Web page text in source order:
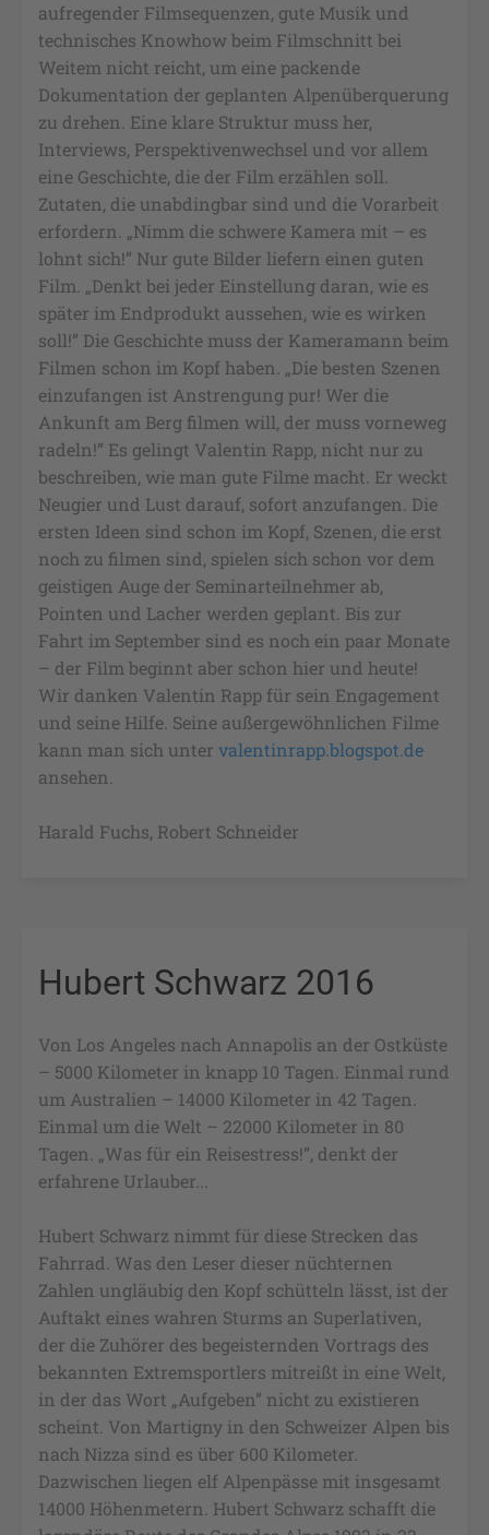
aufregender Filmsequenzen, gute Musik und
technisches Knowhow beim Filmschnitt bei
Weitem nicht reicht, um eine packende
Dokumentation der geplanten Alpenüberquerung
zu drehen. Eine klare Struktur muss her,
Interviews, Perspektivenwechsel und vor allem
eine Geschichte, die der Film erzählen soll.
Zutaten, die unabdingbar sind und die Vorarbeit
erfordern. „Nimm die schwere Kamera mit – es
lohnt sich!” Nur gute Bilder liefern einen guten
Film. „Denkt bei jeder Einstellung daran, wie es
später im Endprodukt aussehen, wie es wirken
soll!” Die Geschichte muss der Kameramann beim
Filmen schon im Kopf haben. „Die besten Szenen
einzufangen ist Anstrengung pur! Wer die
Ankunft am Berg filmen will, der muss vorneweg
radeln!” Es gelingt Valentin Rapp, nicht nur zu
beschreiben, wie man gute Filme macht. Er weckt
Neugier und Lust darauf, sofort anzufangen. Die
ersten Ideen sind schon im Kopf, Szenen, die erst
noch zu filmen sind, spielen sich schon vor dem
geistigen Auge der Seminarteilnehmer ab,
Pointen und Lacher werden geplant. Bis zur
Fahrt im September sind es noch ein paar Monate
– der Film beginnt aber schon hier und heute!
Wir danken Valentin Rapp für sein Engagement
und seine Hilfe. Seine außergewöhnlichen Filme
kann man sich unter valentinrapp.blogspot.de
ansehen.
Harald Fuchs, Robert Schneider
Hubert Schwarz 2016
Von Los Angeles nach Annapolis an der Ostküste
– 5000 Kilometer in knapp 10 Tagen. Einmal rund
um Australien – 14000 Kilometer in 42 Tagen.
Einmal um die Welt – 22000 Kilometer in 80
Tagen. „Was für ein Reisestress!”, denkt der
erfahrene Urlauber...
Hubert Schwarz nimmt für diese Strecken das
Fahrrad. Was den Leser dieser nüchternen
Zahlen ungläubig den Kopf schütteln lässt, ist der
Auftakt eines wahren Sturms an Superlativen,
der die Zuhörer des begeisternden Vortrags des
bekannten Extremsportlers mitreißt in eine Welt,
in der das Wort „Aufgeben” nicht zu existieren
scheint. Von Martigny in den Schweizer Alpen bis
nach Nizza sind es über 600 Kilometer.
Dazwischen liegen elf Alpenpässe mit insgesamt
14000 Höhenmetern. Hubert Schwarz schafft die